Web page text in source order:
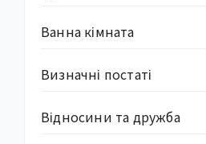
Ванна кімната
Визначні постаті
Відносини та дружба